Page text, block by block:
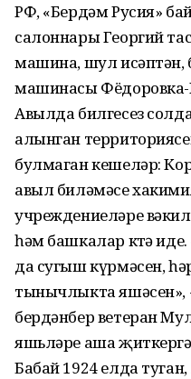
РФ, «Бердәм Русия»
салоннары Георгий
машина, шул исәптән,
машинасы
Авылда билгесез
алынган
булмаган кешеләр:
авыл биләмәсе
учреждениеләре
һәм башкалар көтә
да сугыш күрмәсен,
тынычлыкта
бердәнбер ветеран
яшьләре аша
Бабай 1924 елда